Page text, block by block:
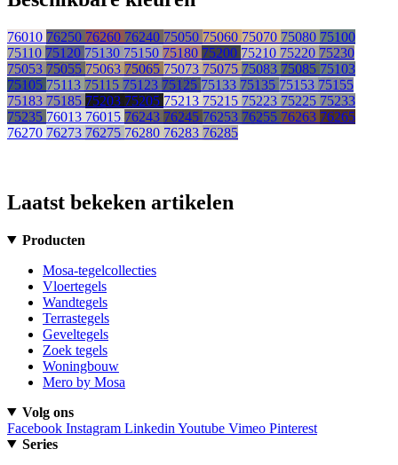
76010 76250 76260 76240 75050 75060 75070 75080 75100
75110 75120 75130 75150 75180 75200 75210 75220 75230
75053 75055 75063 75065 75073 75075 75083 75085 75103
75105 75113 75115 75123 75125 75133 75135 75153 75155
75183 75185 75203 75205 75213 75215 75223 75225 75233
75235 76013 76015 76243 76245 76253 76255 76263 76265
76270 76273 76275 76280 76283 76285
Laatst bekeken artikelen
Producten
Mosa-tegelcollecties
Vloertegels
Wandtegels
Terrastegels
Geveltegels
Zoek tegels
Woningbouw
Mero by Mosa
Volg ons
Facebook Instagram Linkedin Youtube Vimeo Pinterest
Series